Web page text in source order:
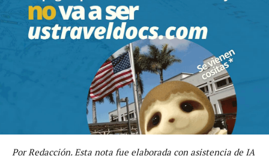
Por Redacción. Esta nota fue elaborada con asistencia de IA